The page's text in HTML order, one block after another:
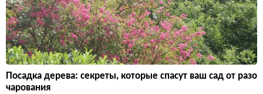
Посадка дерева: секреты, которые спасут ваш сад от разо
чарования